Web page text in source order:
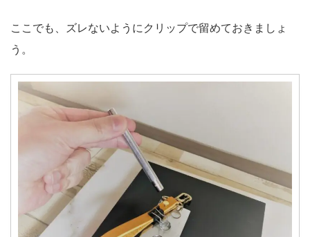
ここでも、ズレないようにクリップで留めておきましょ
う。